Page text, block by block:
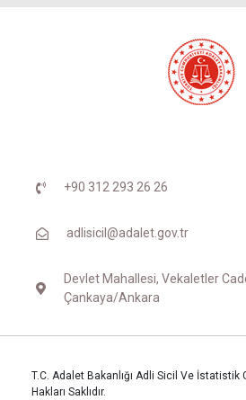
+90 312 293 26 26
adlisicil@adalet.gov.tr
Devlet Mahallesi, Vekaletler
Çankaya/Ankara
T.C. Adalet Bakanlığı Adli Sicil Ve
Hakları Saklıdır.